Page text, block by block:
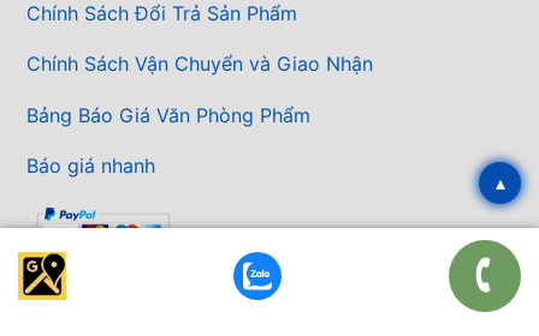
Chính Sách Đổi Trả Sản Phẩm
Chính Sách Vận Chuyển và Giao Nhận
Bảng Báo Giá Văn Phòng Phẩm
Báo giá nhanh
GIỚI THIỆU
▴